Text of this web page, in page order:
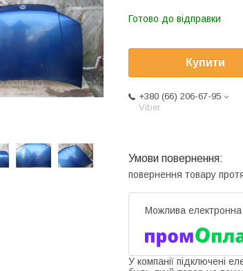
Готово до відправки
Купити
+380 (66) 206-67-95
Viber
повернення товару
У компанії підключені